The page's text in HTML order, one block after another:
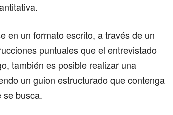
en un formato escrito, a través de un
puntuales que el entrevistado
también es posible realizar una
un guion estructurado que contenga
se busca.